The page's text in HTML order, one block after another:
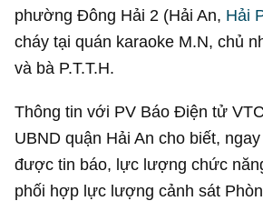
phường Đông Hải 2 (Hải An, Hải
cháy tại quán karaoke M.N, chủ
và bà P.T.T.H.
Thông tin với PV Báo Điện tử
UBND quận Hải An cho biết,
được tin báo, lực lượng chức
phối hợp lực lượng cảnh sát